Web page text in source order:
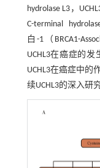
hydrolase L3，
C-terminal
白-1（BRCA1-
UCHL3在癌症的
UCHL3在癌症中的
续UCHL3的深入研